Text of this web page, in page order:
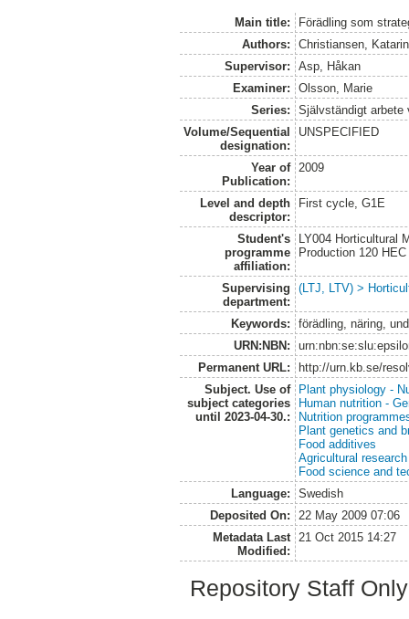
Main title:
Förädling som
Authors:
Christiansen,
Supervisor:
Asp, Håkan
Examiner:
Olsson, Marie
Series:
Självständigt arbete
Volume/Sequential
designation:
UNSPECIFIED
Year of
Publication:
2009
Level and depth
descriptor:
First cycle, G1E
Student's
programme
affiliation:
LY004 Horticultural
Production 120 HEC
Supervising
department:
(LTJ, LTV) >
Keywords:
förädling, näring,
URN:NBN:
Permanent URL:
http://urn.kb.se/
Subject. Use of
subject categories
until 2023-04-30.:
Plant physiology -
Human nutrition -
Nutrition
Plant genetics and
Food additives
Agricultural research
Food science and
Language:
Swedish
Deposited On:
22 May 2009 07:06
Metadata Last
Modified:
21 Oct 2015 14:27
Repository Staff